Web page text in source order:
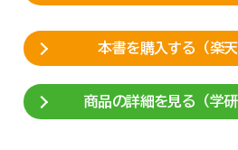
本書を購入する（楽天
商品の詳細を見る（学研